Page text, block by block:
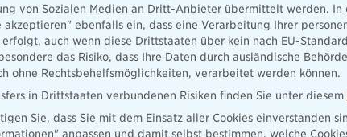
von Sozialen Medien an Dritt-Anbieter übermittelt werden. In
ebenfalls ein, dass eine Verarbeitung Ihrer
auch wenn diese Drittstaaten über kein nach EU-
das Risiko, dass Ihre Daten durch ausländische
ohne Rechtsbehelfsmöglichkeiten, verarbeitet werden können.
in Drittstaaten verbundenen Risiken finden Sie unter diesem
Sie, dass Sie mit dem Einsatz aller Cookies einverstanden
anpassen und damit selbst bestimmen, welche